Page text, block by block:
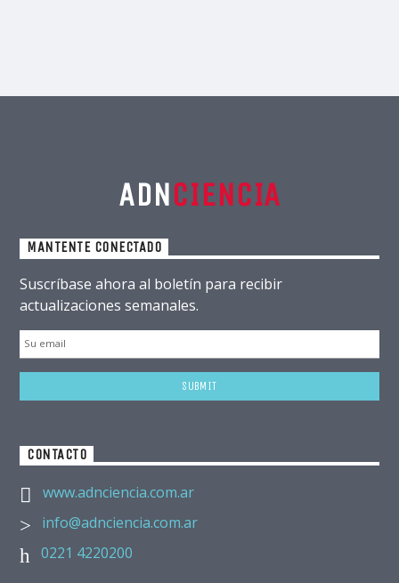
ADNCIENCIA
MANTENTE CONECTADO
Suscríbase ahora al boletín para recibir
actualizaciones semanales.
CONTACTO
www.adnciencia.com.ar
info@adnciencia.com.ar
0221 4220200